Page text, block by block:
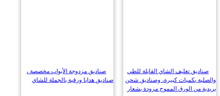
تغليف الشاي القابلة للطي
بكميات كبيرة، وصناديق شحن
من الورق المموج مزودة بشعار
صناديق مزدوجة الأبواب مخصصة ،
صناديق هدايا ورقية بالجملة للشاي